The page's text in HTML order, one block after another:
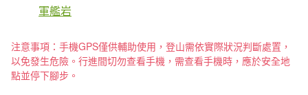
軍艦岩
注意事項：手機GPS僅供輔助使用，登山需依實際狀況判斷處置，
以免發生危險。行進間切勿查看手機，需查看手機時，應於安全地
點並停下腳步。